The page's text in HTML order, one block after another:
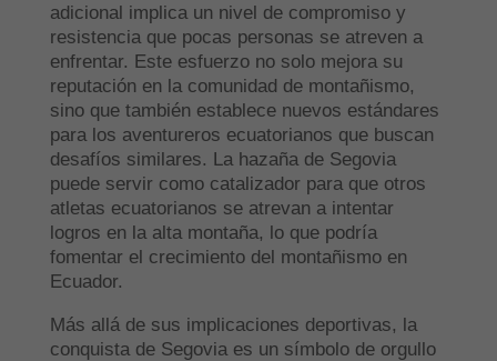
adicional implica un nivel de compromiso y
resistencia que pocas personas se atreven a
enfrentar. Este esfuerzo no solo mejora su
reputación en la comunidad de montañismo,
sino que también establece nuevos estándares
para los aventureros ecuatorianos que buscan
desafíos similares. La hazaña de Segovia
puede servir como catalizador para que otros
atletas ecuatorianos se atrevan a intentar
logros en la alta montaña, lo que podría
fomentar el crecimiento del montañismo en
Ecuador.
Más allá de sus implicaciones deportivas, la
conquista de Segovia es un símbolo de orgullo